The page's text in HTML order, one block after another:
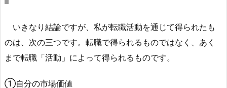
いきなり結論ですが、私が転職活動を通じて得られたも
のは、次の三つです。転職で得られるものではなく、あく
まで転職「活動」によって得られるものです。
①自分の市場価値